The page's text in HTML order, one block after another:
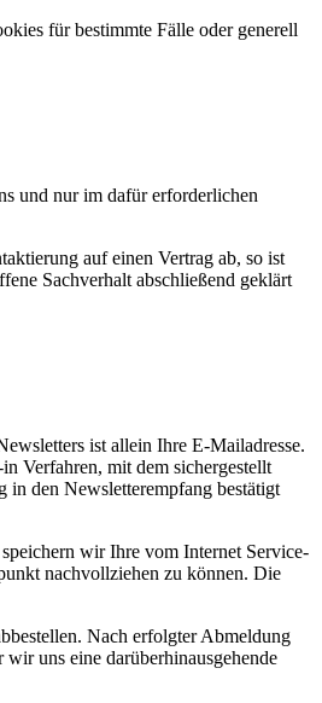
für bestimmte Fälle oder generell
und nur im dafür erforderlichen
auf einen Vertrag ab, so ist
Sachverhalt abschließend geklärt
ist allein Ihre E-Mailadresse.
Verfahren, mit dem sichergestellt
in den Newsletterempfang bestätigt
wir Ihre vom Internet Service-
nachvollziehen zu können. Die
Nach erfolgter Abmeldung
uns eine darüberhinausgehende